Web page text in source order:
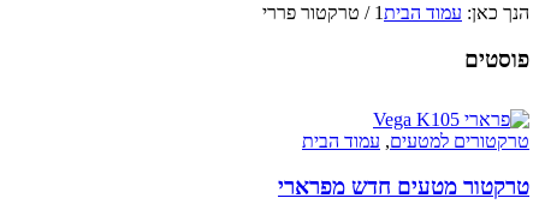
הנך כאן: עמוד הבית1
/ טרקטור פררי
פוסטים
טרקטורים למטעים, עמוד הבית
טרקטור מטעים חדש מפרארי